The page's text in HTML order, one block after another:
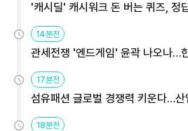
'캐시딜' 캐시워크 돈 버는 퀴즈, 정
14분전
관세전쟁 '엔드게임' 윤곽 나오나…
용해야
17분전
섬유패션 글로벌 경쟁력 키운다…
원
18분전